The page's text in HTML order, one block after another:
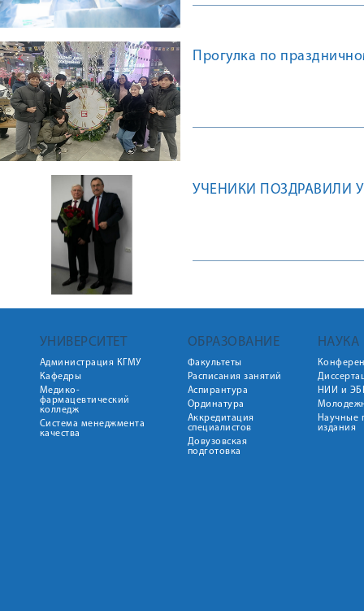
Прогулка по
УЧЕНИКИ ПОЗДРАВИЛИ
УНИВЕРСИТЕТ
Администрация КГМУ
Кафедры
Медико-
фармацевтический
колледж
Система менеджмента
качества
ОБРАЗОВАНИЕ
Факультеты
Расписания занятий
Аспирантура
Ординатура
Аккредитация
специалистов
Довузовская
подготовка
НАУКА
НИИ и
Научные
издания